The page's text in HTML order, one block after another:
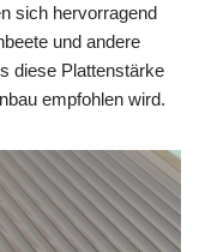
sich hervorragend
und andere
diese Plattenstärke
empfohlen wird.